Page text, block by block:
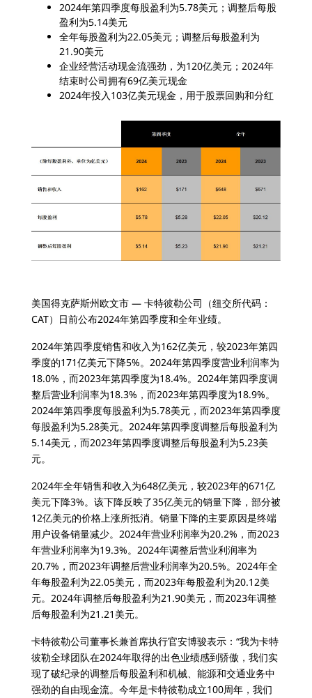
2024年第四季度每股盈利为5.78美元；调整后每股
盈利为5.14美元
全年每股盈利为22.05美元；调整后每股盈利为
21.90美元
企业经营活动现金流强劲，为120亿美元；2024年
结束时公司拥有69亿美元现金
2024年投入103亿美元现金，用于股票回购和分红
美国得克萨斯州欧文市 — 卡特彼勒公司（纽交所代码：
CAT）日前公布2024年第四季度和全年业绩。
2024年第四季度销售和收入为162亿美元，较2023年第四
季度的171亿美元下降5%。2024年第四季度营业利润率为
18.0%，而2023年第四季度为18.4%。2024年第四季度调
整后营业利润率为18.3%，而2023年第四季度为18.9%。
2024年第四季度每股盈利为5.78美元，而2023年第四季度
每股盈利为5.28美元。2024年第四季度调整后每股盈利为
5.14美元，而2023年第四季度调整后每股盈利为5.23美
元。
2024年全年销售和收入为648亿美元，较2023年的671亿
美元下降3%。该下降反映了35亿美元的销量下降，部分被
12亿美元的价格上涨所抵消。销量下降的主要原因是终端
用户设备销量减少。2024年营业利润率为20.2%，而2023
年营业利润率为19.3%。2024年调整后营业利润率为
20.7%，而2023年调整后营业利润率为20.5%。2024年全
年每股盈利为22.05美元，而2023年每股盈利为20.12美
元。2024年调整后每股盈利为21.90美元，而2023年调整
后每股盈利为21.21美元。
卡特彼勒公司董事长兼首席执行官安博骏表示：“我为卡特
彼勒全球团队在2024年取得的出色业绩感到骄傲，我们实
现了破纪录的调整后每股盈利和机械、能源和交通业务中
强劲的自由现金流。今年是卡特彼勒成立100周年，我们